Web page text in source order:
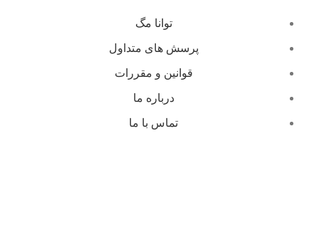
توانا مگ
پرسش های متداول
قوانین و مقررات
درباره ما
تماس با ما